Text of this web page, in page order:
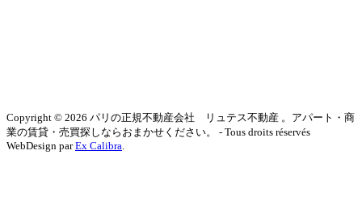
Copyright © 2026 パリの正規不動産会社 リュテス不動産 。アパート・商
業の賃貸・売買探しならおまかせください。 - Tous droits réservés
WebDesign parEx Calibra.